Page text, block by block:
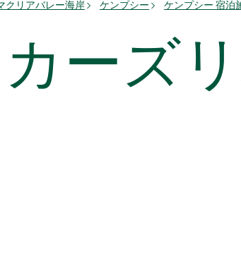
クリアバレー海岸 ケンプシー ケンプシー 宿泊
ーズ